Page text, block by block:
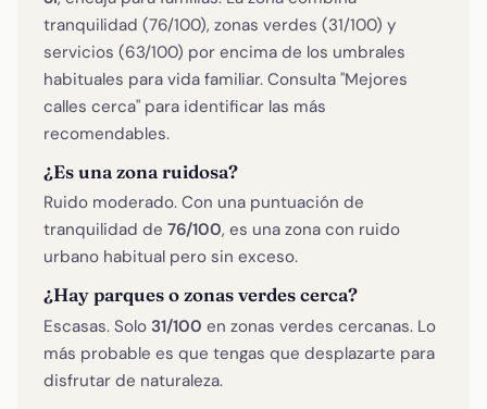
tranquilidad (76/100), zonas verdes (31/100) y
servicios (63/100) por encima de los umbrales
habituales para vida familiar. Consulta "Mejores
calles cerca" para identificar las más
recomendables.
¿Es una zona ruidosa?
Ruido moderado. Con una puntuación de
tranquilidad de 76/100, es una zona con ruido
urbano habitual pero sin exceso.
¿Hay parques o zonas verdes cerca?
Escasas. Solo 31/100 en zonas verdes cercanas. Lo
más probable es que tengas que desplazarte para
disfrutar de naturaleza.